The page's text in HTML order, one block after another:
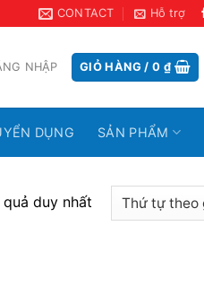
CONTACT Hỗ trợ
NHẬP GIỎ HÀNG /0 ₫
DỤNG SẢN PHẨM
duy nhất